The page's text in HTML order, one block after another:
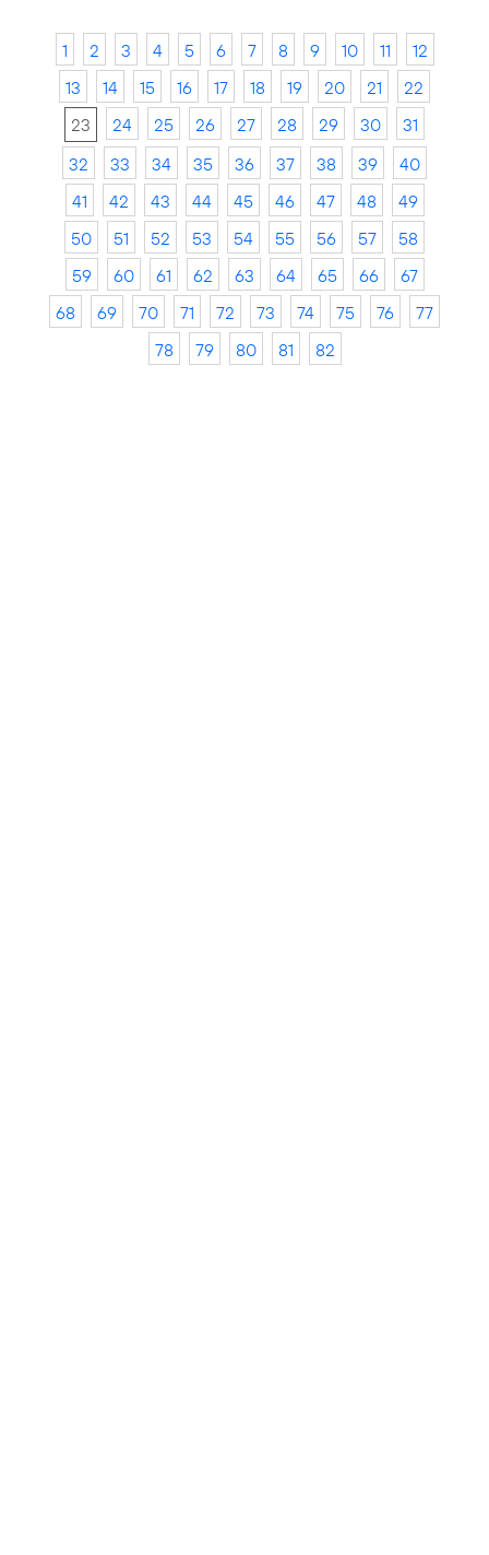
1 2 3 4 5 6 7 8 9 10 11
12
13
14 15 16 17 18 19 20 21
22
23
24 25 26 27 28 29 30
31
32
33 34 35 36 37 38 39
40
41
42 43 44 45 46 47 48
49
50
51 52 53 54 55 56 57
58
59
60 61 62 63 64 65 66
67
68
69 70 71 72 73 74 75 76
77
78
79 80 81 82